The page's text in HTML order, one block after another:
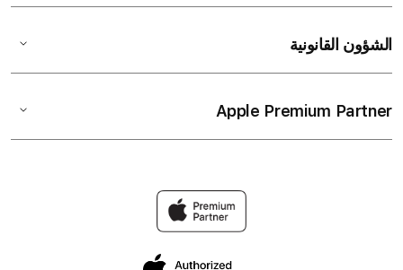
الشؤون القانونية
Apple Premium Partner